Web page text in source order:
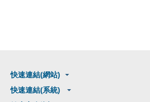
快速連結(網站)
快速連結(系統)